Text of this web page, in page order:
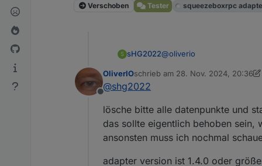
Verschoben Tester squeezeboxrpc
S sHG2022@oliverio
Hi,
Dies nur als Hinweis, da
Offline
OliverIOschrieb am 28. Nov. 2024, 20:36
zuletzt editiert von OliverIO
@shg2022
lösche bitte alle datenpunkte und
das sollte eigentlich behoben sein,
ansonsten muss ich nochmal
adapter version ist 1.4.0 oder